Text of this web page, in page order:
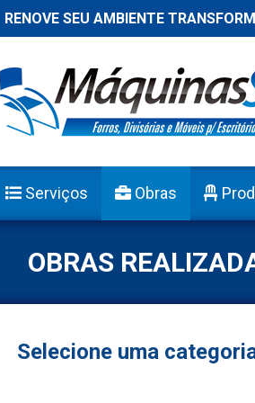
RENOVE SEU AMBIENTE
Serviços Obras
OBRAS
Selecione uma